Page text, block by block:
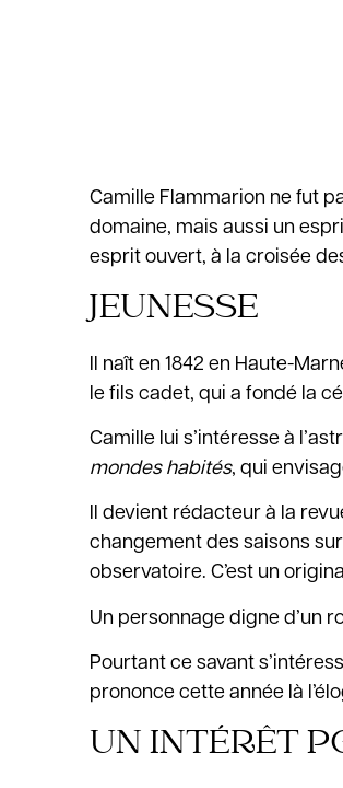
Camille Flammarion ne fut
domaine, mais aussi un
esprit ouvert, à la croisée
JEUNESSE
Il naît en 1842 en Haute-
le fils cadet, qui a fondé la
Camille lui s’intéresse à
mondes habités, qui
Il devient rédacteur à la
changement des saisons
observatoire. C’est un
Un personnage digne d’un
Pourtant ce savant
prononce cette année là
UN INTÉRÊT